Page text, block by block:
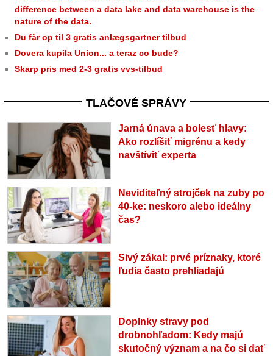
difference between a data lake and data warehouse is the
nature of the data.
Du får op til 3 gratis anlægsgartner tilbud
Dovera kupila Union... a teraz co bude?
Skarp pris med 2-3 gratis vvs-tilbud
TLAČOVÉ SPRÁVY
Jarná únava a bolesť hlavy:
Ako rozlíšiť migrénu a kedy
navštíviť experta
Neviditeľný strojček na zuby po
40-ke: neskoro alebo ideálny
čas?
Sivý zákal: prvé príznaky, ktoré
ľudia často prehliadajú
Doplnky stravy pod
drobnohľadom: Kedy majú
skutočný význam a na čo si dať